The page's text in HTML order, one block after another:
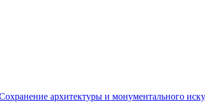
архитектуры и монументального